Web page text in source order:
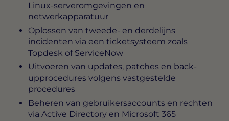
Linux-serveromgevingen en
netwerkapparatuur
Oplossen van tweede- en derdelijns
incidenten via een ticketsysteem zoals
Topdesk of ServiceNow
Uitvoeren van updates, patches en back-
upprocedures volgens vastgestelde
procedures
Beheren van gebruikersaccounts en rechten
via Active Directory en Microsoft 365